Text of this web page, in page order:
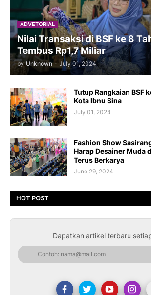
ADVETORIAL
Nilai Transaksi di BSF ke 8
Tembus Rp1,7 Miliar
by Unknown - July 01, 2024
Tutup Rangkaian BSF
Kota Ibnu Sina
July 01, 2024
Fashion Show
Harap Desainer Muda
Terus Berkarya
June 29, 2024
HOT POST
Dapatkan artikel terbaru